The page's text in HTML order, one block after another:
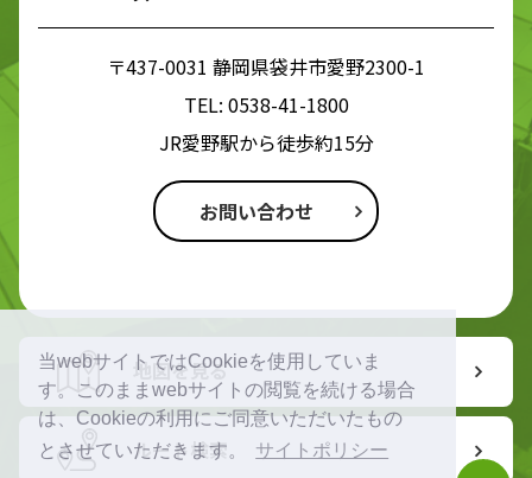
当webサイトではCookieを使用していま
す。このままwebサイトの閲覧を続ける場合
は、Cookieの利用にご同意いただいたもの
とさせていただきます。
サイトポリシー
〒437-0031 静岡県袋井市愛野2300-1
TEL: 0538-41-1800
JR愛野駅から徒歩約15分
お問い合わせ
地図を見る
ルート検索